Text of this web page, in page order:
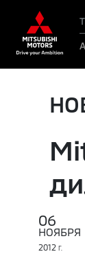
06
НОЯБРЯ
2012 Г.